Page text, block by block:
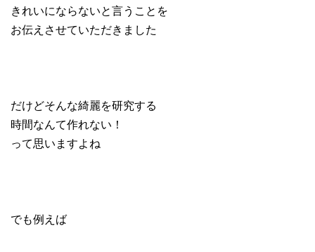
きれいにならないと言うことを
お伝えさせていただきました
だけどそんな綺麗を研究する
時間なんて作れない！
って思いますよね
でも例えば